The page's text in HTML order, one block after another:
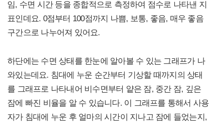
임, 수면 시간 등을 종합적으로 측정하여 점수로 나타낸 지
표인데요. 0점부터 100점까지 나쁨, 보통, 좋음, 매우 좋음
구간으로 나누어져 있어요.
하단에는 수면 상태를 한눈에 알아볼 수 있는 그래프가 나
와있는데요. 침대에 누운 순간부터 기상할 때까지의 상태
를 그래프로 나타내어 비수면부터 얕은 잠, 중간 잠, 깊은
잠에 빠진 비율을 알 수 있습니다. 이 그래프를 통해서 사용
자가 침대에 누운 후 얼마의 시간이 지나고 잠에 들었는지,